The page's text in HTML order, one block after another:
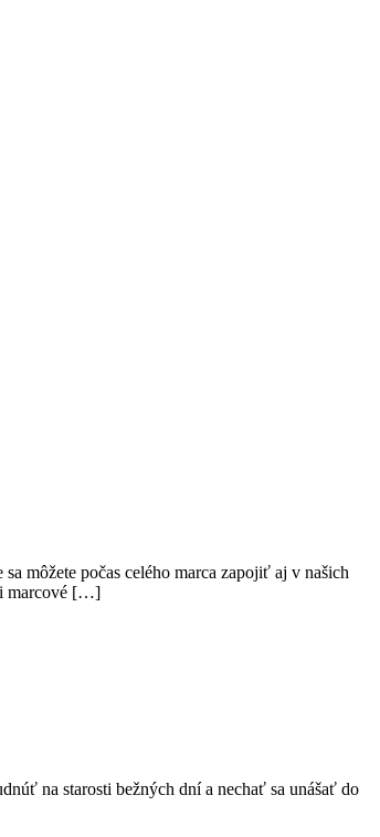
môžete počas celého marca zapojiť aj v našich
marcové […]
na starosti bežných dní a nechať sa unášať do